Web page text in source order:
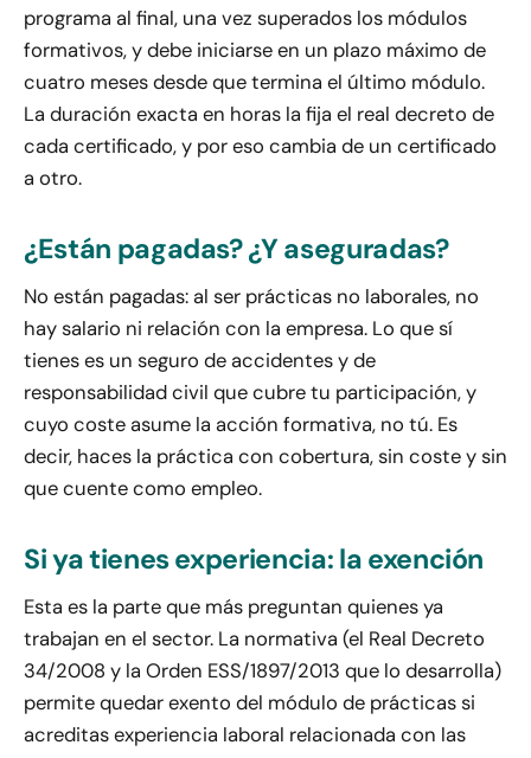
programa al final, una vez superados los módulos
formativos, y debe iniciarse en un plazo máximo de
cuatro meses desde que termina el último módulo.
La duración exacta en horas la fija el real decreto de
cada certificado, y por eso cambia de un certificado
a otro.
¿Están pagadas? ¿Y aseguradas?
No están pagadas: al ser prácticas no laborales, no
hay salario ni relación con la empresa. Lo que sí
tienes es un seguro de accidentes y de
responsabilidad civil que cubre tu participación, y
cuyo coste asume la acción formativa, no tú. Es
decir, haces la práctica con cobertura, sin coste y sin
que cuente como empleo.
Si ya tienes experiencia: la exención
Esta es la parte que más preguntan quienes ya
trabajan en el sector. La normativa (el Real Decreto
34/2008 y la Orden ESS/1897/2013 que lo desarrolla)
permite quedar exento del módulo de prácticas si
acreditas experiencia laboral relacionada con las